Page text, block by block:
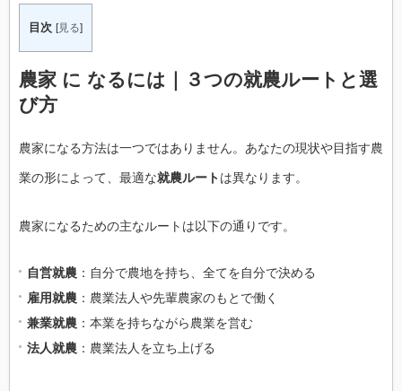
目次 [見る]
農家 に なるには｜３つの就農ルートと選
び方
農家になる方法は一つではありません。あなたの現状や目指す農
業の形によって、最適な就農ルートは異なります。
農家になるための主なルートは以下の通りです。
自営就農 ：自分で農地を持ち、全てを自分で決める
雇用就農 ：農業法人や先輩農家のもとで働く
兼業就農 ：本業を持ちながら農業を営む
法人就農 ：農業法人を立ち上げる